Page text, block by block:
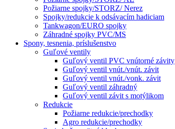
Požiarne spojky/STORZ/ Nerez
Spojky/redukcie k odsávacím hadiciam
Tankwagon/EURO spojky
Záhradné spojky PVC/MS
Spony, tesnenia, príslušenstvo
Guľové ventily
Guľový ventil PVC vnútorné závity
Guľový ventil vnút./vnút. závit
Guľový ventil vnút./vonk. závit
Guľový ventil záhradný
Guľový ventil závit s motýlikom
Redukcie
Požiarne redukcie/prechodky
Agro redukcie/prechodky